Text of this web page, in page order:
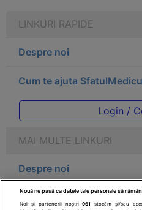
LINKURI RAPIDE
Despre noi
Cum te ajuta
Login /
MAI MULTE LINKURI
Despre noi
Legal
Nouă ne pasă ca datele tale personale să
Noi și partenerii noștri961
stocăm și/sau